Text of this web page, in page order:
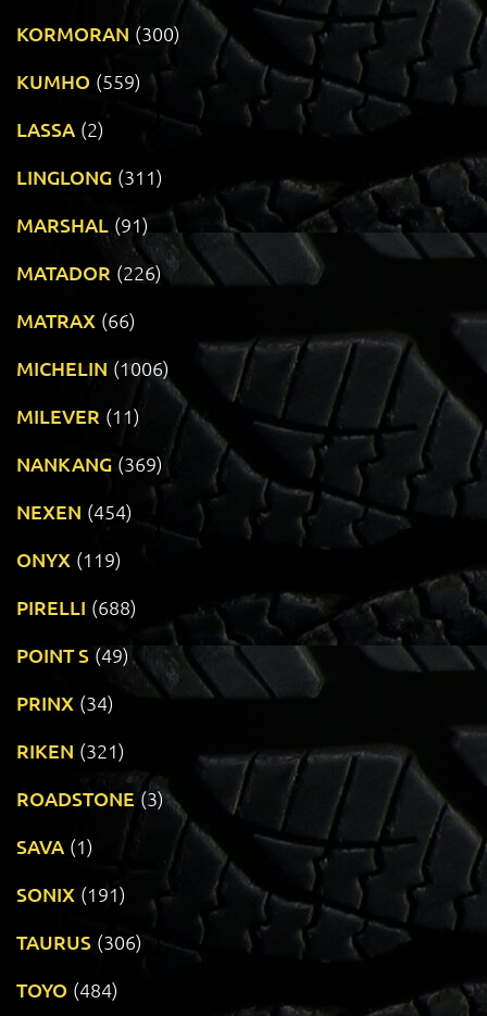
KORMORAN (300)
KUMHO (559)
LASSA (2)
LINGLONG (311)
MARSHAL (91)
MATADOR (226)
MATRAX (66)
MICHELIN (1006)
MILEVER (11)
NANKANG (369)
NEXEN (454)
ONYX (119)
PIRELLI (688)
POINT S (49)
PRINX (34)
RIKEN (321)
ROADSTONE (3)
SAVA (1)
SONIX (191)
TAURUS (306)
TOYO (484)